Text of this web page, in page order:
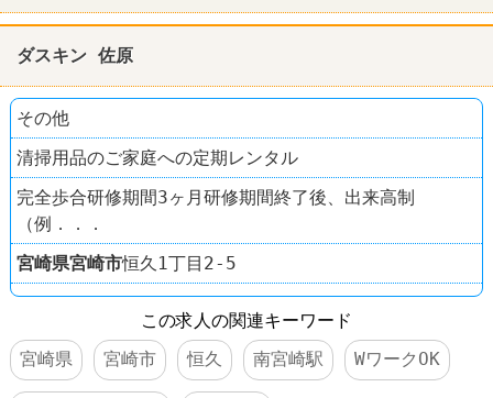
ダスキン 佐原
その他
清掃用品のご家庭への定期レンタル
完全歩合研修期間3ヶ月研修期間終了後、出来高制
（例．．．
宮崎県宮崎市恒久1丁目2-5
この求人の関連キーワード
宮崎県
宮崎市 恒久 南宮崎駅 WワークOK